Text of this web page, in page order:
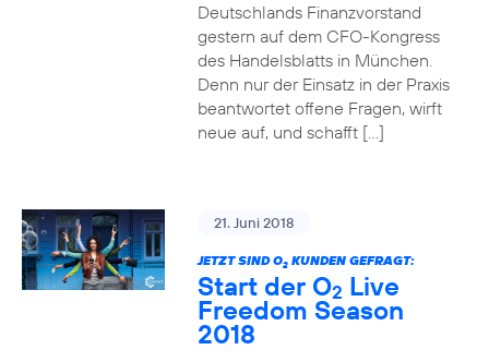
Deutschlands Finanzvorstand
gestern auf dem CFO-Kongress
des Handelsblatts in München.
Denn nur der Einsatz in der Praxis
beantwortet offene Fragen, wirft
neue auf, und schafft […]
21. Juni 2018
JETZT SIND O2KUNDEN GEFRAGT:
Start der O2 Live
Freedom Season
2018